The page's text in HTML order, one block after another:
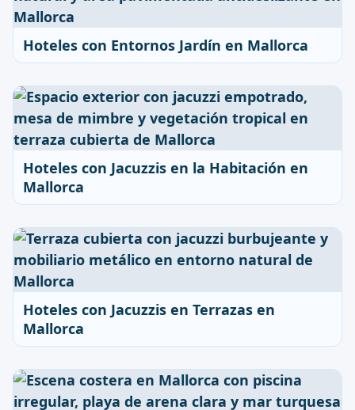
Hoteles con Entornos Jardín en Mallorca
Hoteles con Jacuzzis en la Habitación en
Mallorca
Hoteles con Jacuzzis en Terrazas en
Mallorca